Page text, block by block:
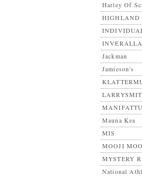
Harley Of
HIGHLAND
Jackman
Jamieson's
Mauna Kea
MIS
MOOJI
MYSTERY
National